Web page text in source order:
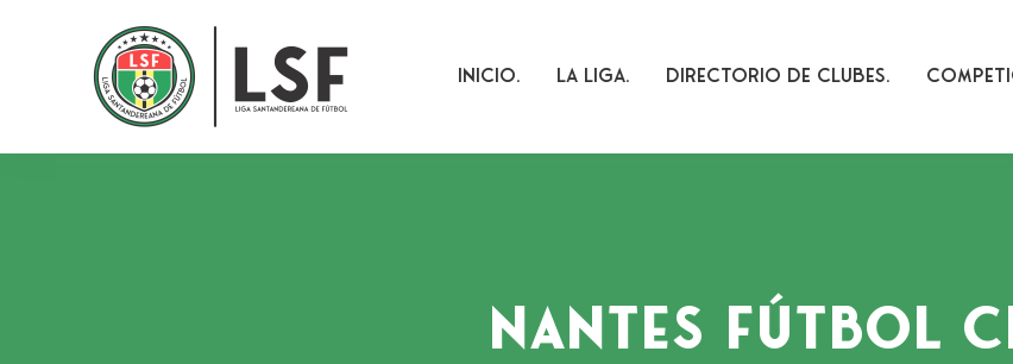
Inicio La Liga Directorio De Clubes
NANTES FÚTBOL